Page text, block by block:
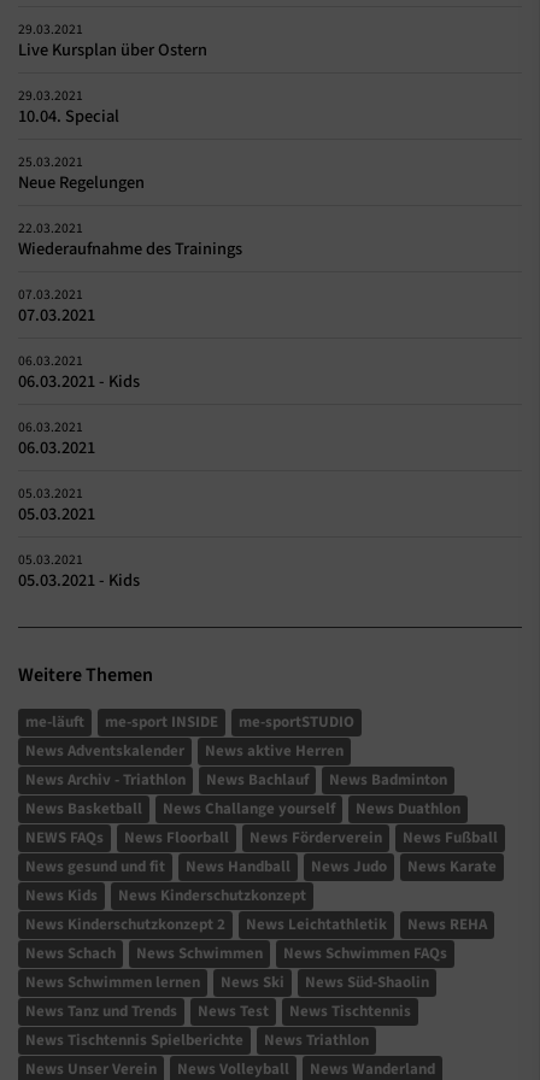
29.03.2021
Live Kursplan über Ostern
29.03.2021
10.04. Special
25.03.2021
Neue Regelungen
22.03.2021
Wiederaufnahme des Trainings
07.03.2021
07.03.2021
06.03.2021
06.03.2021 - Kids
06.03.2021
06.03.2021
05.03.2021
05.03.2021
05.03.2021
05.03.2021 - Kids
Weitere Themen
me-läuft me-sport INSIDE
me-sportSTUDIO
News Adventskalender
News aktive Herren
News Archiv - Triathlon
News Bachlauf
News Badminton
News Basketball
News Challange yourself
News Duathlon
NEWS FAQs
News Floorball News Förderverein
News Fußball
News gesund und fit
News Handball News Judo
News Karate
News Kids
News Kinderschutzkonzept
News Kinderschutzkonzept 2
News Leichtathletik
News REHA
News Schach
News Schwimmen
News Schwimmen FAQs
News Schwimmen lernen
News Ski
News Süd-Shaolin
News Tanz und Trends
News Test
News Tischtennis
News Tischtennis Spielberichte
News Triathlon
News Unser Verein
News Volleyball News Wanderland